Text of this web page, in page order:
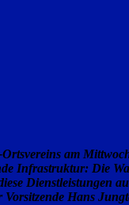
Ortsvereins am
Infrastruktur: Die
Hans